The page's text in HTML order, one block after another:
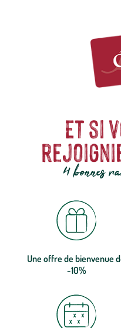
Et si
4 bonnes
Une offre de bienvenue
-10%